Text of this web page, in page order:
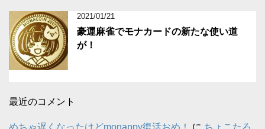
2021/01/21
豪運麻雀でモナカードの新たな使い道
が！
最近のコメント